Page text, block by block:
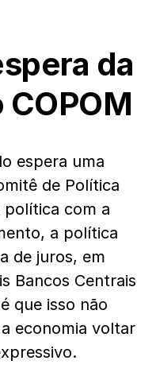
da
espera uma
de Política
política com a
a política
de juros, em
Bancos Centrais
que isso não
economia voltar